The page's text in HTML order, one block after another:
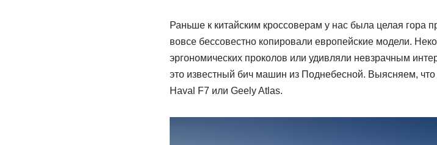
Раньше к китайским кроссоверам у нас была целая гора
вовсе бессовестно копировали европейские модели.
эргономических проколов или удивляли невзрачным
это известный бич машин из Поднебесной. Выясняем,
Haval F7 или Geely Atlas.